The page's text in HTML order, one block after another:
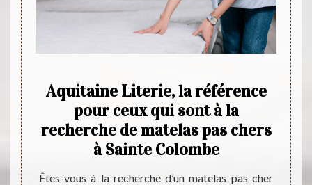
de
Aquitaine Literie, la référence
pour ceux qui sont à la
recherche de matelas pas chers
à Sainte Colombe
Êtes-vous à la recherche d’un matelas pas cher